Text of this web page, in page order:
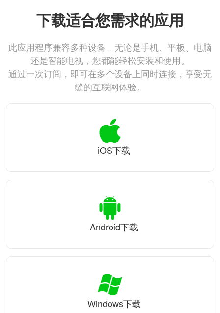
下载适合您需求的应用
此应用程序兼容多种设备，无论是手机、平板、电脑
还是智能电视，您都能轻松安装和使用。
通过一次订阅，即可在多个设备上同时连接，享受无
缝的互联网体验。
iOS下载
Android下载
Windows下载